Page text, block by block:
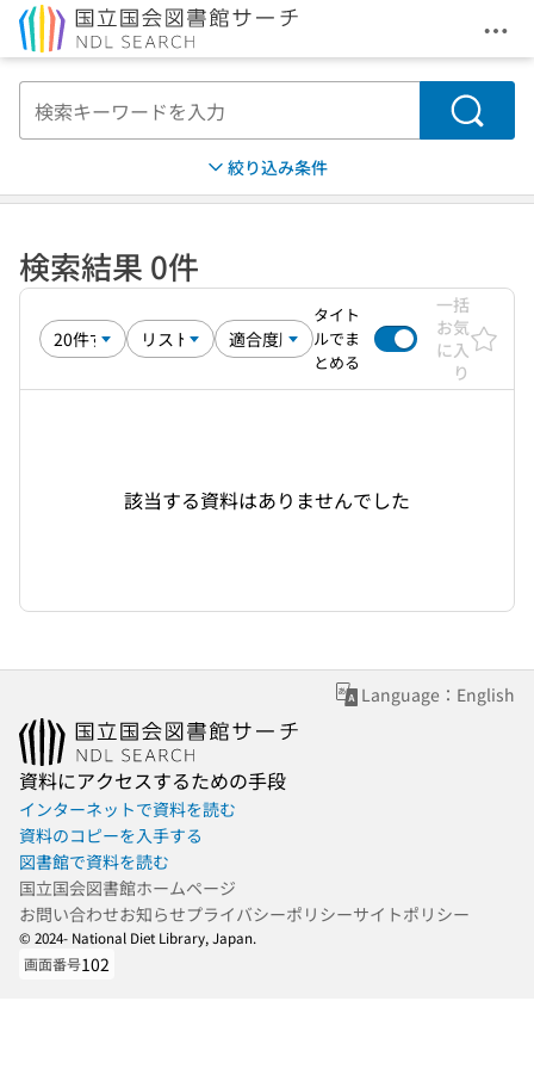
メ
検索
絞り込み条件
検索結果 0件
タイト
ルでま
とめる
一括
お気
に入
り
該当する資料はありませんでした
Language：English
資料にアクセスするための手段
インターネットで資料を読む
資料のコピーを入手する
図書館で資料を読む
国立国会図書館ホームページ
お問い合わせお知らせプライバシーポリシーサイトポリシー
© 2024- National Diet Library, Japan.
画面番号102